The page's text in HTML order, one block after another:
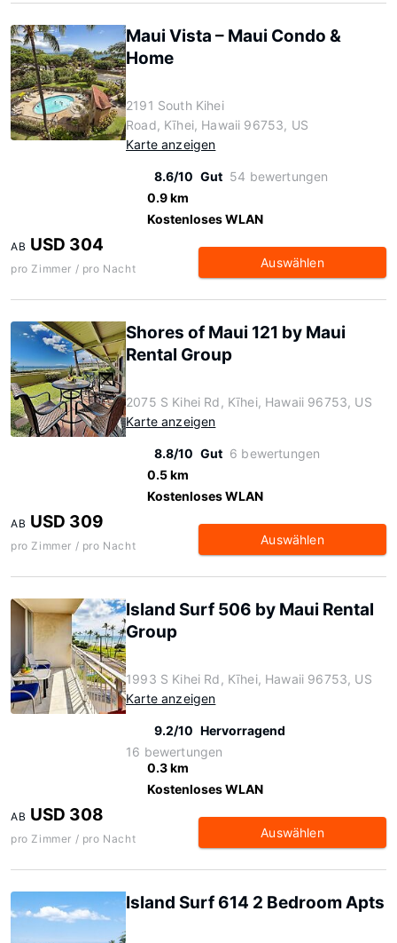
Maui Vista – Maui Condo &
Home
2191 South Kihei
Road, Kīhei, Hawaii 96753, US
Karte anzeigen
8.6/10 Gut 54 bewertungen
0.9 km
Kostenloses WLAN
AB USD 304
pro Zimmer / pro Nacht Auswählen
Shores of Maui 121 by Maui
Rental Group
2075 S Kihei Rd, Kīhei, Hawaii 96753, US
Karte anzeigen
8.8/10 Gut 6 bewertungen
0.5 km
Kostenloses WLAN
AB USD 309
pro Zimmer / pro Nacht Auswählen
Island Surf 506 by Maui Rental
Group
1993 S Kihei Rd, Kīhei, Hawaii 96753, US
Karte anzeigen
9.2/10 Hervorragend
16 bewertungen
0.3 km
Kostenloses WLAN
AB USD 308
pro Zimmer / pro Nacht Auswählen
Island Surf 614 2 Bedroom Apts